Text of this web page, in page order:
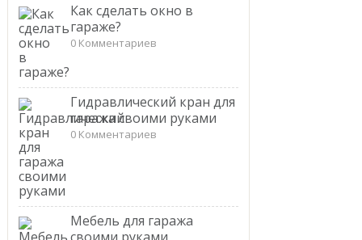
Как сделать окно в
гараже?
0 Комментариев
Гидравлический кран для
гаража своими руками
0 Комментариев
Мебель для гаража